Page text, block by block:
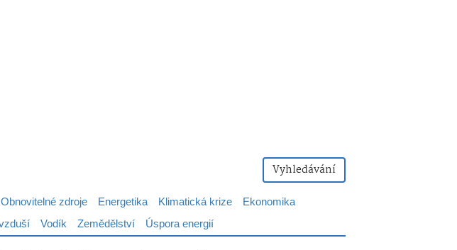
Vyhledávání
Obnovitelné zdroje Energetika Klimatická krize
Ekonomika
Vodík Zemědělství Úspora energií